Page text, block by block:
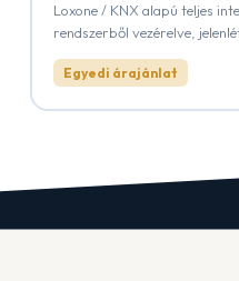
Loxone / KNX alapú teljes
rendszerből vezérelve,
Egyedi árajánlat